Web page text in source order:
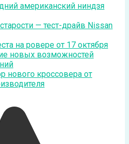
американский ниндзя
— тест-драйв Nissan
на ровере от 17 октября
новых возможностей
нового кроссовера от